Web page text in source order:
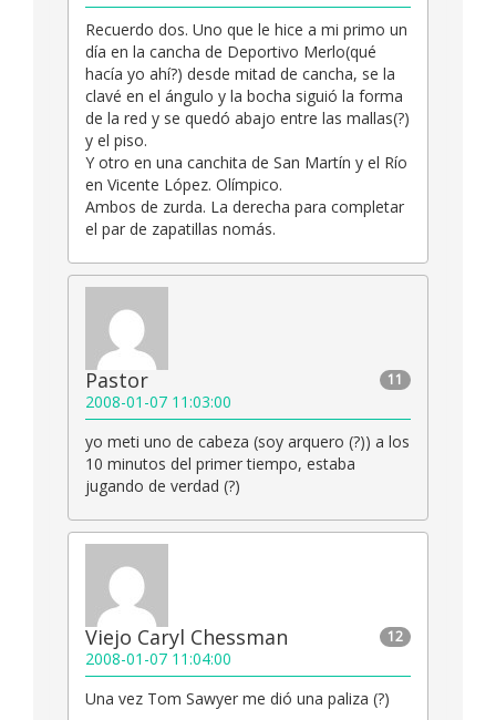
Recuerdo dos. Uno que le hice a mi primo un
día en la cancha de Deportivo Merlo(qué
hacía yo ahí?) desde mitad de cancha, se la
clavé en el ángulo y la bocha siguió la forma
de la red y se quedó abajo entre las mallas(?)
y el piso.
Y otro en una canchita de San Martín y el Río
en Vicente López. Olímpico.
Ambos de zurda. La derecha para completar
el par de zapatillas nomás.
11
Pastor
2008-01-07 11:03:00
yo meti uno de cabeza (soy arquero (?)) a los
10 minutos del primer tiempo, estaba
jugando de verdad (?)
12
Viejo Caryl Chessman
2008-01-07 11:04:00
Una vez Tom Sawyer me dió una paliza (?)